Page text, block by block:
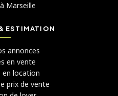
Marseille
ESTIMATION
annonces
en vente
en location
prix de vente